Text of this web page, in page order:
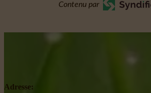
Contenu par
Adresse: